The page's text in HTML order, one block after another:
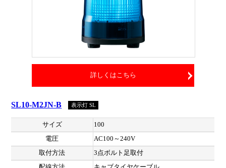
詳しくはこちら
SL10-M2JN-B 表示灯 SL
サイズ
100
電圧
AC100～240V
取付方法
3点ボルト足取付